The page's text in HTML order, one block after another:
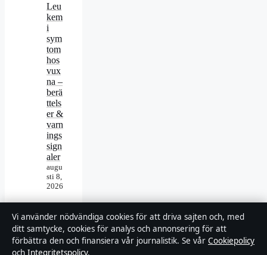
Leu
kem
i
sym
tom
hos
vux
na –
berä
ttels
er &
varn
ings
sign
aler
augu
sti 8,
2026
s of
Stoc
khol
m
Vi använder nödvändiga cookies för att driva sajten och, med
ditt samtycke, cookies för analys och annonsering för att
förbättra den och finansiera vår journalistik. Se vår Cookiepolicy
och Integritetspolicy.